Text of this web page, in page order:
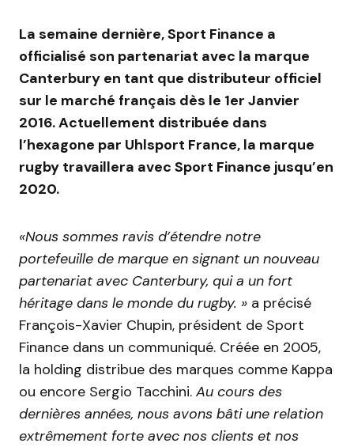
La semaine dernière, Sport Finance a
officialisé son partenariat avec la marque
Canterbury en tant que distributeur officiel
sur le marché français dès le 1er Janvier
2016. Actuellement distribuée dans
l’hexagone par Uhlsport France, la marque
rugby travaillera avec Sport Finance jusqu’en
2020.
«Nous sommes ravis d’étendre notre
portefeuille de marque en signant un nouveau
partenariat avec Canterbury, qui a un fort
héritage dans le monde du rugby. » a précisé
François-Xavier Chupin, président de Sport
Finance dans un communiqué. Créée en 2005,
la holding distribue des marques comme Kappa
ou encore Sergio Tacchini. Au cours des
dernières années, nous avons bâti une relation
extrêmement forte avec nos clients et nos